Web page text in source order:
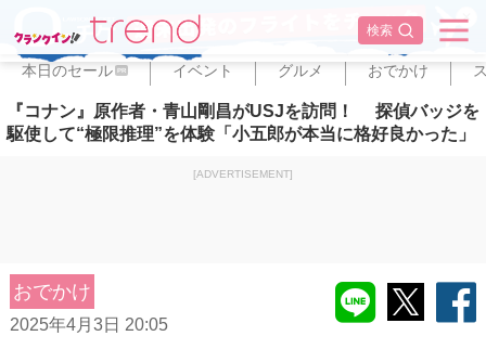
検索
✕
本日のセール PR イベント グルメ おでかけ
『コナン』原作者・青山剛昌がUSJを訪問！ 探偵バッジを
駆使して“極限推理”を体験「小五郎が本当に格好良かった」
[ADVERTISEMENT]
おでかけ
2025年4月3日 20:05